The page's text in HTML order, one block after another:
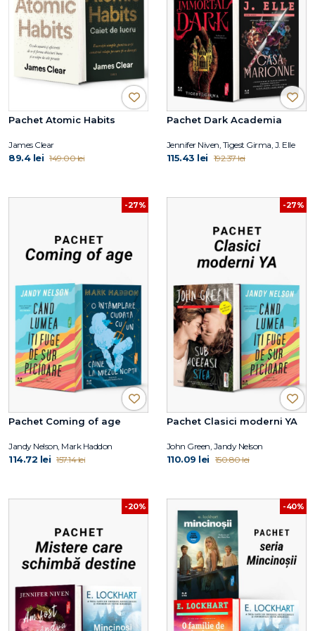
Pachet Atomic Habits
James Clear
89.4 lei 149.00 lei
Pachet Dark Academia
Jennifer Niven, Tigest Girma, J. Elle
115.43 lei 192.37 lei
-27%
Pachet Coming of age
Jandy Nelson, Mark Haddon
114.72 lei 157.14 lei
-27%
Pachet Clasici moderni YA
John Green, Jandy Nelson
110.09 lei 150.80 lei
-20% -40%